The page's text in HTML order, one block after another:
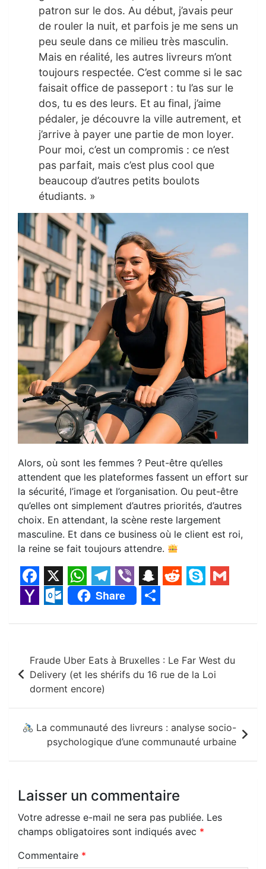
patron sur le dos. Au début, j’avais peur
de rouler la nuit, et parfois je me sens un
peu seule dans ce milieu très masculin.
Mais en réalité, les autres livreurs m’ont
toujours respectée. C’est comme si le sac
faisait office de passeport : tu l’as sur le
dos, tu es des leurs. Et au final, j’aime
pédaler, je découvre la ville autrement, et
j’arrive à payer une partie de mon loyer.
Pour moi, c’est un compromis : ce n’est
pas parfait, mais c’est plus cool que
beaucoup d’autres petits boulots
étudiants. »
Alors, où sont les femmes ? Peut-être qu’elles
attendent que les plateformes fassent un effort sur
la sécurité, l’image et l’organisation. Ou peut-être
qu’elles ont simplement d’autres priorités, d’autres
choix. En attendant, la scène reste largement
masculine. Et dans ce business où le client est roi,
la reine se fait toujours attendre.
F
e
b
o
o
k
X W
t
s
A
p
p
T
e
g
r
a
m
V
e
r
S
p
c
a
t
d
i
p
e l
h
o
o
M
a
l
t
l
o
o
k
.
c
m
Share
a
r
Navigation
de
l’article
Fraude Uber Eats à Bruxelles : Le Far West du
Delivery (et les shérifs du 16 rue de la Loi
dorment encore)
La communauté des livreurs : analyse socio-
psychologique d’une communauté urbaine
Laisser un commentaire
Votre adresse e-mail ne sera pas publiée. Les
champs obligatoires sont indiqués avec *
Commentaire *